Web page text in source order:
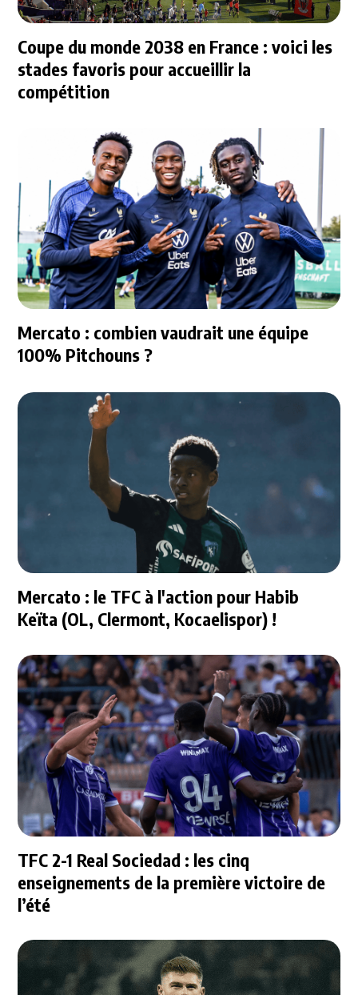
Coupe du monde 2038 en France : voici les
stades favoris pour accueillir la
compétition
Mercato : combien vaudrait une équipe
100% Pitchouns ?
Mercato : le TFC à l'action pour Habib
Keïta (OL, Clermont, Kocaelispor) !
TFC 2-1 Real Sociedad : les cinq
enseignements de la première victoire de
l’été